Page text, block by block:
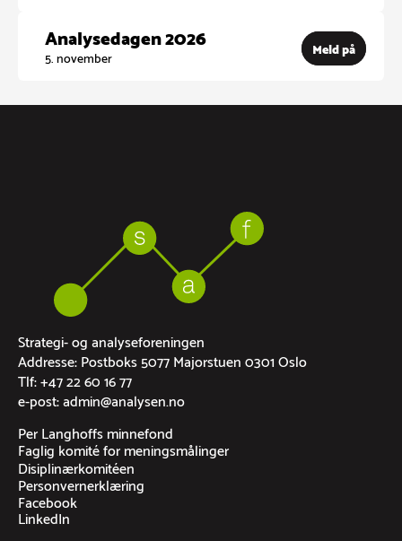
Analysedagen 2026
5. november Meld på
Strategi- og analyseforeningen
Addresse: Postboks 5077 Majorstuen 0301 Oslo
Tlf: +47 22 60 16 77
e-post: admin@analysen.no
Per Langhoffs minnefond
Faglig komité for meningsmålinger
Disiplinærkomitéen
Personvernerklæring
Facebook
LinkedIn